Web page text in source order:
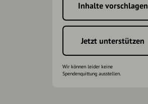
Inhalte vorschlagen
Jetzt unterstützen
Wir können leider keine
Spendenquittung ausstellen.